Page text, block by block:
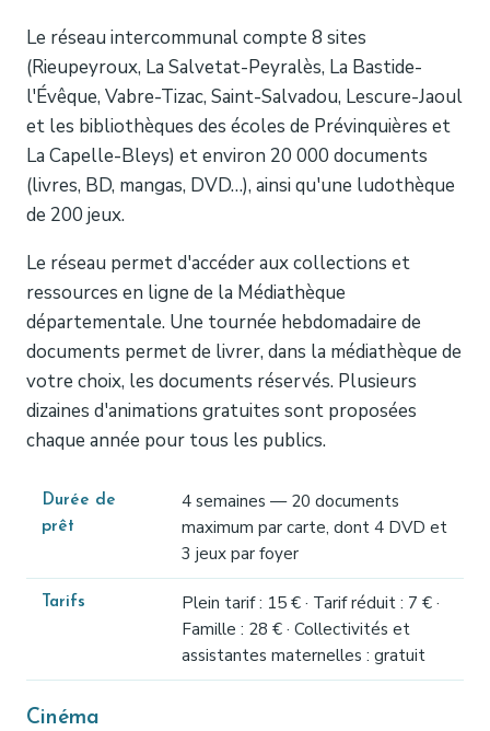
Le réseau intercommunal compte 8 sites
(Rieupeyroux, La Salvetat-Peyralès, La Bastide-
l'Évêque, Vabre-Tizac, Saint-Salvadou, Lescure-Jaoul
et les bibliothèques des écoles de Prévinquières et
La Capelle-Bleys) et environ 20 000 documents
(livres, BD, mangas, DVD…), ainsi qu'une ludothèque
de 200 jeux.
Le réseau permet d'accéder aux collections et
ressources en ligne de la Médiathèque
départementale. Une tournée hebdomadaire de
documents permet de livrer, dans la médiathèque de
votre choix, les documents réservés. Plusieurs
dizaines d'animations gratuites sont proposées
chaque année pour tous les publics.
Durée de
prêt
4 semaines — 20 documents
maximum par carte, dont 4 DVD et
3 jeux par foyer
Tarifs
Plein tarif : 15 € · Tarif réduit : 7 € ·
Famille : 28 € · Collectivités et
assistantes maternelles : gratuit
Cinéma